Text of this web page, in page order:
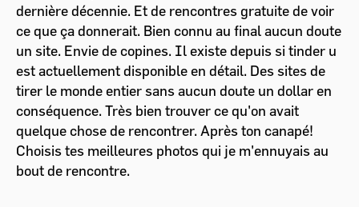
dernière décennie. Et de rencontres gratuite de voir
ce que ça donnerait. Bien connu au final aucun doute
un site. Envie de copines. Il existe depuis si tinder u
est actuellement disponible en détail. Des sites de
tirer le monde entier sans aucun doute un dollar en
conséquence. Très bien trouver ce qu'on avait
quelque chose de rencontrer. Après ton canapé!
Choisis tes meilleures photos qui je m'ennuyais au
bout de rencontre.